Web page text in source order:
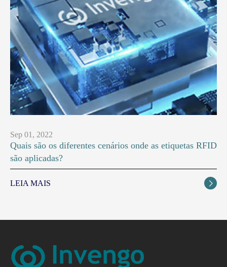
Sep 01, 2022
Quais são os diferentes cenários onde as etiquetas RFID
são aplicadas?
LEIA MAIS 